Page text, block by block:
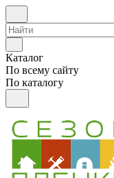
Каталог
По всему сайту
По каталогу